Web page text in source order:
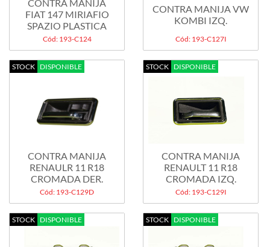
CONTRA MANIJA
FIAT 147 MIRIAFIO
SPAZIO PLASTICA
Cód: 193-C124
CONTRA MANIJA VW
KOMBI IZQ.
Cód: 193-C127I
STOCK DISPONIBLE
CONTRA MANIJA
RENAULR 11 R18
CROMADA DER.
Cód: 193-C129D
STOCK DISPONIBLE
CONTRA MANIJA
RENAULT 11 R18
CROMADA IZQ.
Cód: 193-C129I
STOCK DISPONIBLE STOCK DISPONIBLE